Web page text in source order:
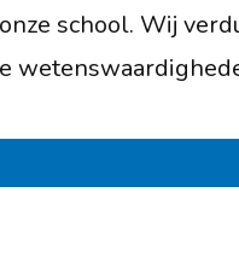
school. Wij